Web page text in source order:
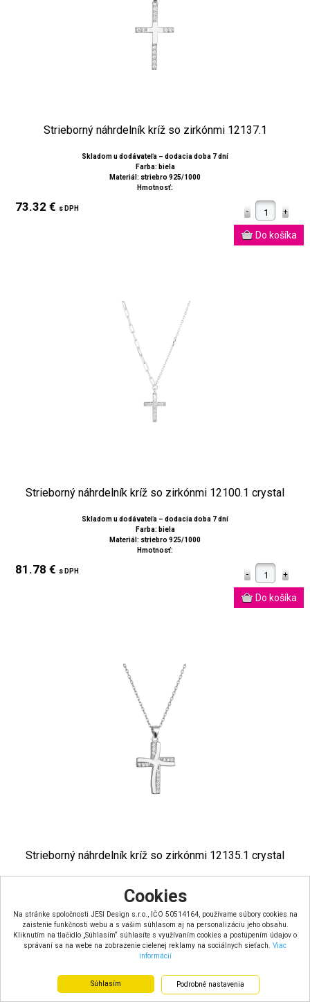
Cookies
Na stránke spoločnosti JESI Design s.r.o., IČO 50514164, používame súbory cookies na
zaistenie funkčnosti webu a s vašim súhlasom aj na personalizáciu jeho obsahu.
Kliknutím na tlačidlo „Súhlasím“ súhlasíte s využívaním cookies a postúpením údajov o
správaní sa na webe na zobrazenie cielenej reklamy na sociálnych sieťach. Viac
informácií
Súhlasím Podrobné nastavenia
Strieborný náhrdelník kríž so zirkónmi 12137.1
Skladom u dodávateľa – dodacia doba 7 dní
Farba: biela
Materiál: striebro 925/1000
Hmotnosť:
73.32 € s DPH
Strieborný náhrdelník kríž so zirkónmi 12100.1 crystal
Skladom u dodávateľa – dodacia doba 7 dní
Farba: biela
Materiál: striebro 925/1000
Hmotnosť:
81.78 € s DPH
Strieborný náhrdelník kríž so zirkónmi 12135.1 crystal
Farba: biela
Materiál: striebro 925/1000
Hmotnosť:
66.74 €s DPH